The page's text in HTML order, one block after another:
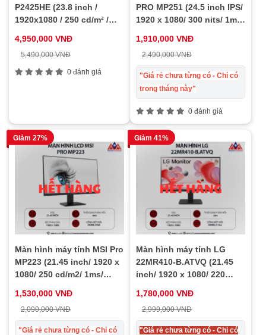
P2425HE (23.8 inch /
1920x1080 / 250 cd/m² /
tháng
4,950,000 VNĐ
5,490,000 VNĐ
0 đánh giá
PRO MP251 (24.5 inch IPS/
1920 x 1080/ 300 nits/ 1ms/
1,910,000 VNĐ
2,490,000 VNĐ
"Giá rẻ chưa từng có - Chỉ có
trong tháng này"
0 đánh giá
Giảm 27%
Màn hình máy tính MSI Pro
MP223 (21.45 inch/ 1920 x
1080/ 250 cd/m2/ 1ms/
1,530,000 VNĐ
2,090,000 VNĐ
"Giá rẻ chưa từng có - Chỉ có
Giảm 41%
Màn hình máy tính LG
22MR410-B.ATVQ (21.45
inch/ 1920 x 1080/ 220
hành 24 tháng
1,780,000 VNĐ
2,999,000 VNĐ
"Giá rẻ chưa từng có - Chỉ có